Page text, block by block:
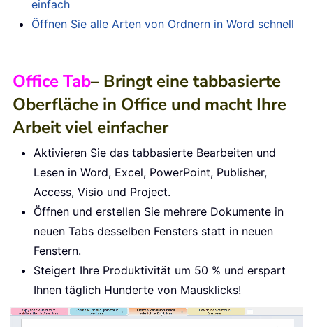
einfach
Öffnen Sie alle Arten von Ordnern in Word schnell
Office Tab– Bringt eine tabbasierte
Oberfläche in Office und macht Ihre
Arbeit viel einfacher
Aktivieren Sie das tabbasierte Bearbeiten und
Lesen in Word, Excel, PowerPoint, Publisher,
Access, Visio und Project.
Öffnen und erstellen Sie mehrere Dokumente in
neuen Tabs desselben Fensters statt in neuen
Fenstern.
Steigert Ihre Produktivität um 50 % und erspart
Ihnen täglich Hunderte von Mausklicks!